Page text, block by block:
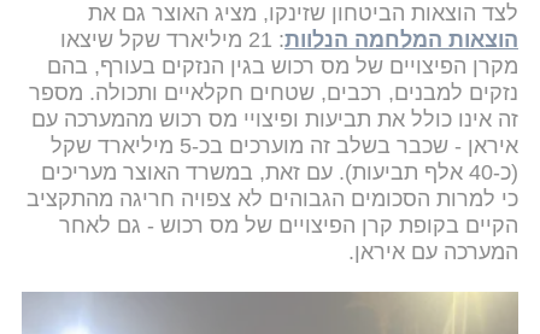
לצד הוצאות הביטחון שזינקו, מציג האוצר גם את
הוצאות המלחמה הנלוות
: 21 מיליארד שקל שיצאו
מקרן הפיצויים של מס רכוש בגין הנזקים בעורף, בהם
נזקים למבנים, רכבים, שטחים חקלאיים ותכולה. מספר
זה אינו כולל את תביעות ופיצויי מס רכוש מהמערכה עם
איראן - שכבר בשלב זה מוערכים בכ-5 מיליארד שקל
(כ-40 אלף תביעות). עם זאת, במשרד האוצר מעריכים
כי למרות הסכומים הגבוהים לא צפויה חריגה מהתקציב
הקיים בקופת קרן הפיצויים של מס רכוש - גם לאחר
המערכה עם איראן.